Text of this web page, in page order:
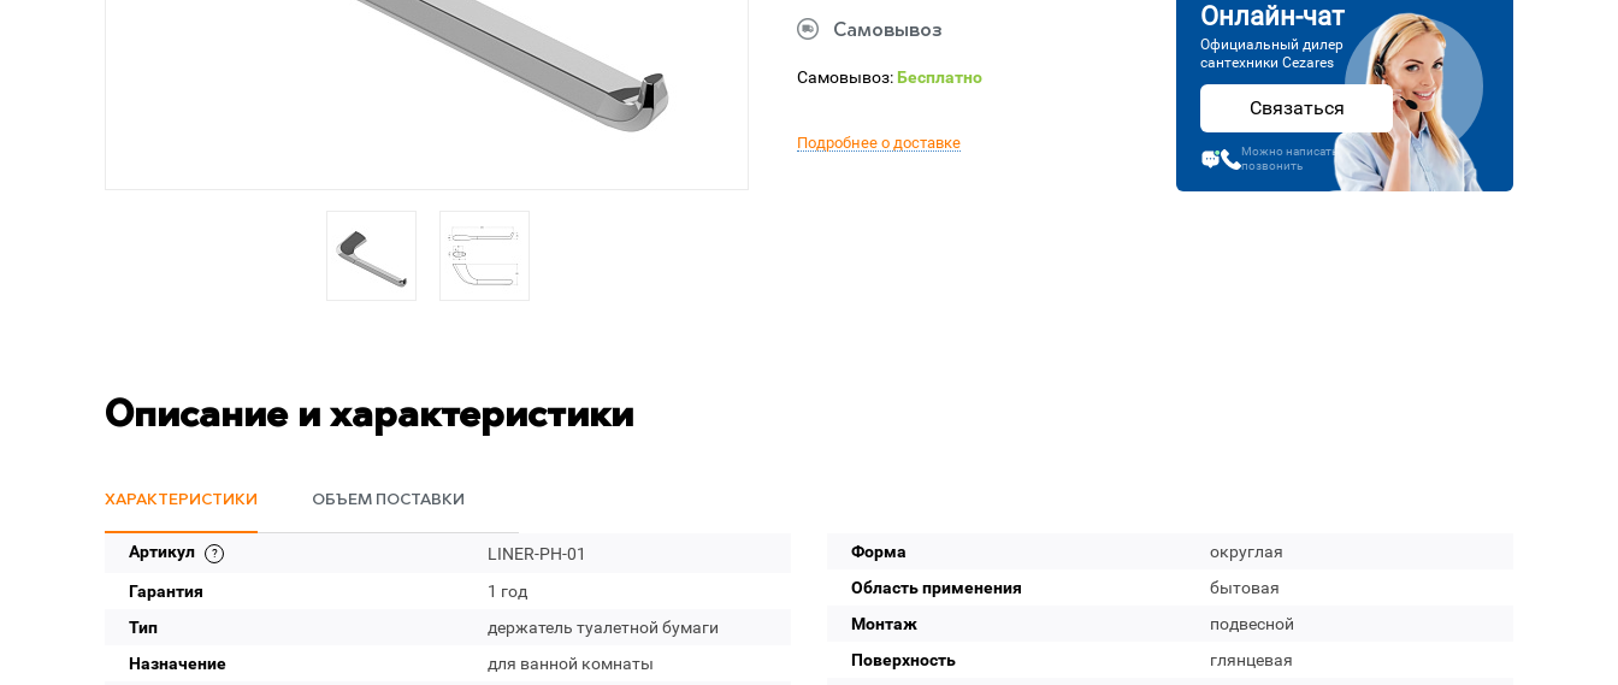
Самовывоз
Самовывоз:Бесплатно
Подробнее о доставке
Онлайн-чат
Официальный дилер
сантехники Cezares
Связаться
Можно написать или
позвонить
Описание и характеристики
ХАРАКТЕРИСТИКИ ОБЪЕМ ПОСТАВКИ
Артикул
LINER-PH-01
Гарантия
1 год
Тип
держатель туалетной бумаги
Назначение
для ванной комнаты
Форма
округлая
Область применения
бытовая
Монтаж
подвесной
Поверхность
глянцевая